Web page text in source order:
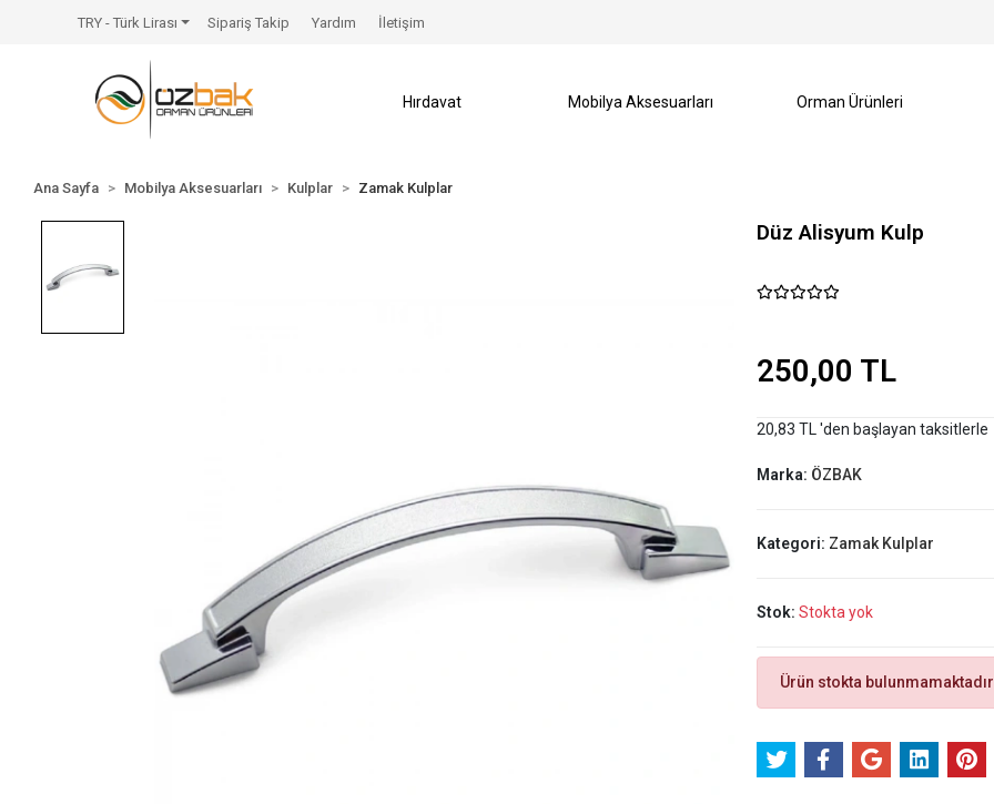
TRY - Türk Lirası Sipariş Takip Yardım İletişim
Hırdavat Mobilya Aksesuarları Orman Ürünleri
Ana Sayfa Mobilya Aksesuarları Kulplar Zamak Kulplar
Düz Alisyum Kulp
250,00 TL
20,83 TL 'den başlayan taksitlerle
Marka: ÖZBAK
Kategori: Zamak Kulplar
Stok: Stokta yok
Ürün stokta